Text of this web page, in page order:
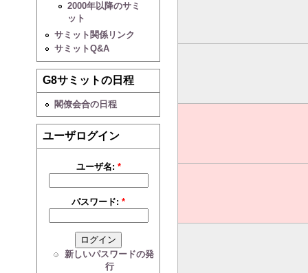
2000年以降のサミ
ット
サミット関係リンク
サミットQ&A
G8サミットの日程
閣僚会合の日程
ユーザログイン
ユーザ名: *
パスワード:*
新しいパスワードの発
行